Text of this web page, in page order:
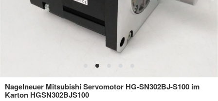
Nagelneuer Mitsubishi Servomotor HG-SN302BJ-S100 im
Karton HGSN302BJS100